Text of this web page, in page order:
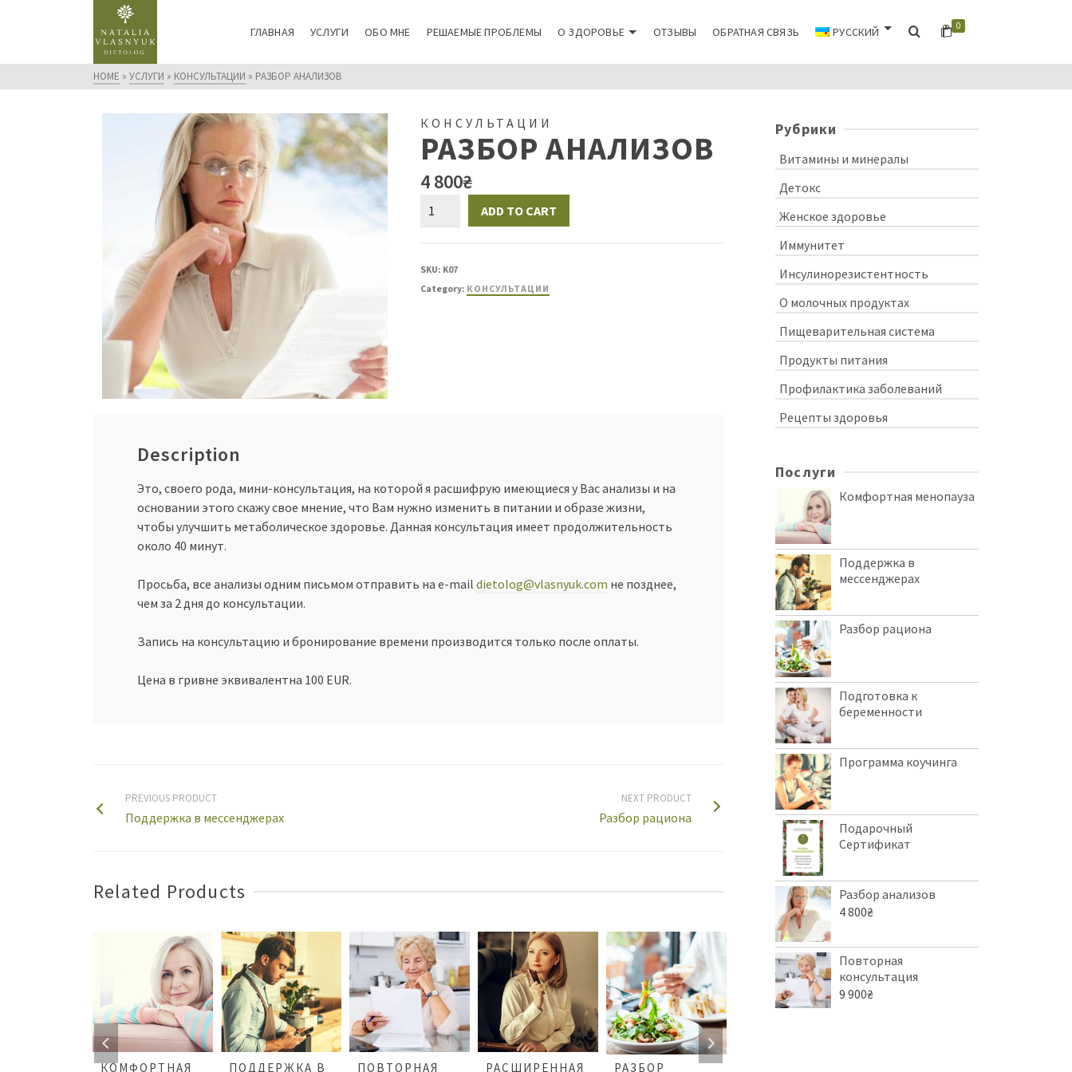
ГЛАВНАЯ УСЛУГИ ОБО МНЕ РЕШАЕМЫЕ ПРОБЛЕМЫ О ЗДОРОВЬЕ ОТЗЫВЫ ОБРАТНАЯ СВЯЗЬ РУССКИЙ 0
HOME » УСЛУГИ » КОНСУЛЬТАЦИИ » РАЗБОР АНАЛИЗОВ
КОНСУЛЬТАЦИИ
РАЗБОР АНАЛИЗОВ
4 800₴
ADD TO CART
SKU: K07
Category: КОНСУЛЬТАЦИИ
Description
Это, своего рода, мини-консультация, на которой я расшифрую имеющиеся у Вас анализы и на
основании этого скажу свое мнение, что Вам нужно изменить в питании и образе жизни,
чтобы улучшить метаболическое здоровье. Данная консультация имеет продолжительность
около 40 минут.
Просьба, все анализы одним письмом отправить на е-mail dietolog@vlasnyuk.com не позднее,
чем за 2 дня до консультации.
Запись на консультацию и бронирование времени производится только после оплаты.
Цена в гривне эквивалентна 100 EUR.
PREVIOUS PRODUCT
Поддержка в мессенджерах
NEXT PRODUCT
Разбор рациона
Related Products
КОМФОРТНАЯ
ПОДДЕРЖКА В
ПОВТОРНАЯ
РАСШИРЕННАЯ
РАЗБОР
Рубрики
Витамины и минералы
Детокс
Женское здоровье
Иммунитет
Инсулинорезистентность
О молочных продуктах
Пищеварительная система
Продукты питания
Профилактика заболеваний
Рецепты здоровья
Послуги
Комфортная менопауза
Поддержка в
мессенджерах
Разбор рациона
Подготовка к
беременности
Программа коучинга
Подарочный
Сертификат
Разбор анализов
4 800₴
Повторная
консультация
9 900₴